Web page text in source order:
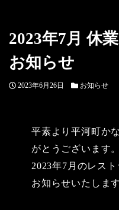
2023年7月 休
お知らせ
投
2023年6月26日
カ
リ
ー
お知らせ
平素より平河町か
がとうございます。
2023年7月のレス
お知らせいたします